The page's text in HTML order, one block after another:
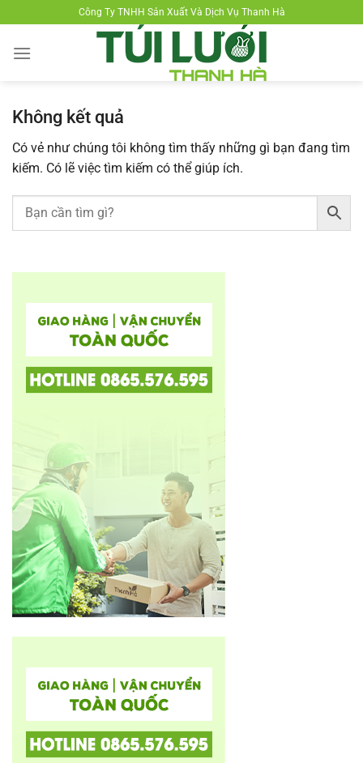
đến
nội
Công Ty TNHH Sản Xuất Và Dịch Vụ Thanh Hà
Không kết quả
Có vẻ như chúng tôi không tìm thấy những gì bạn đang tìm
kiếm. Có lẽ việc tìm kiếm có thể giúp ích.